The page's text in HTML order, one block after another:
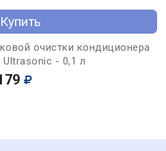
Купить
очистки кондиционера
Ultrasonic - 0,1 л